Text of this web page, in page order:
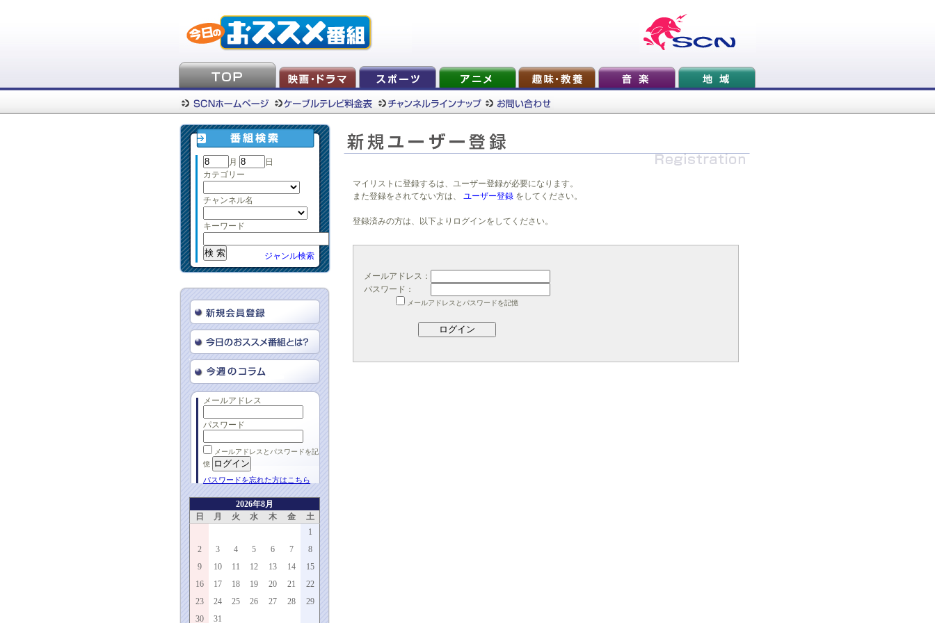
月
日
カテゴリー
チャンネル名
キーワード
ジャンル検索
メールアドレス
パスワード
メールアドレスとパスワードを記
憶
パスワードを忘れた方はこちら
2026年8月
日
月 火 水 木 金
土
1
2
3 4 5 6 7
8
9
10 11 12 13 14
15
16
17 18 19 20 21
22
23
24 25 26 27 28
29
30
31
マイリストに登録するは、ユーザー登録が必要になります。
また登録をされてない方は、
ユーザー登録 をしてください。
登録済みの方は、以下よりログインをしてください。
メールアドレス：
パスワード：
メールアドレスとパスワードを記憶